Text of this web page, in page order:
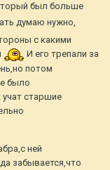
был больше
думаю нужно,
с какими
И его трепали за
потом
было
старшие
ней
забывается,что